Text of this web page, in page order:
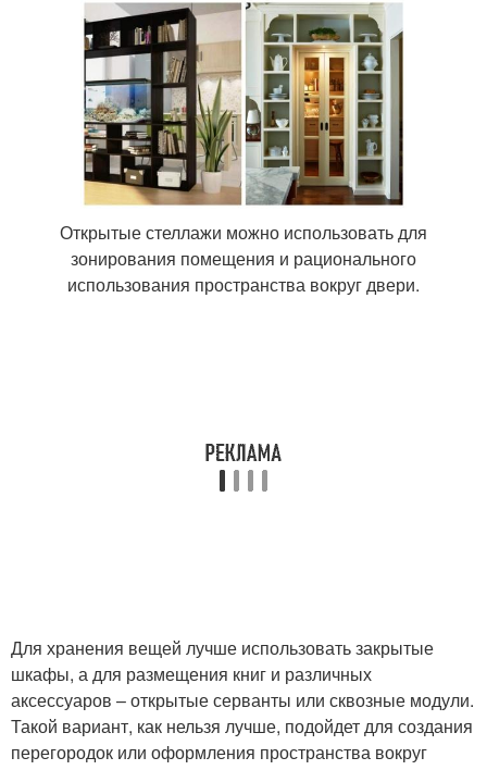
Открытые стеллажи можно использовать для
зонирования помещения и рационального
использования пространства вокруг двери.
Для хранения вещей лучше использовать закрытые
шкафы, а для размещения книг и различных
аксессуаров – открытые серванты или сквозные модули.
Такой вариант, как нельзя лучше, подойдет для создания
перегородок или оформления пространства вокруг